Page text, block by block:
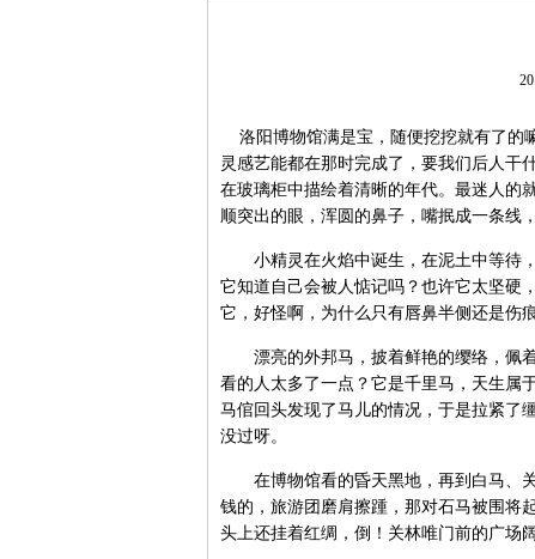
洛阳博物馆满是宝，随便挖挖就有了的
灵感艺能都在那时完成了，要我们后人干
在玻璃柜中描绘着清晰的年代。最迷人的
顺突出的眼，浑圆的鼻子，嘴抿成一条线
小精灵在火焰中诞生，在泥土中等待，
它知道自己会被人惦记吗？也许它太坚硬
它，好怪啊，为什么只有唇鼻半侧还是
漂亮的外邦马，披着鲜艳的缨络，佩着
看的人太多了一点？它是千里马，天生属
马倌回头发现了马儿的情况，于是拉紧了
没过呀。
在博物馆看的昏天黑地，再到白马、关
钱的，旅游团磨肩擦踵，那对石马被围将
头上还挂着红绸，倒！关林唯门前的广场